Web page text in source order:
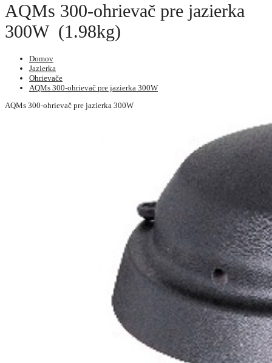
AQMs 300-ohrievač pre jazierka
300W (1.98kg)
Domov
Jazierka
Ohrievače
AQMs 300-ohrievač pre jazierka 300W
AQMs 300-ohrievač pre jazierka 300W